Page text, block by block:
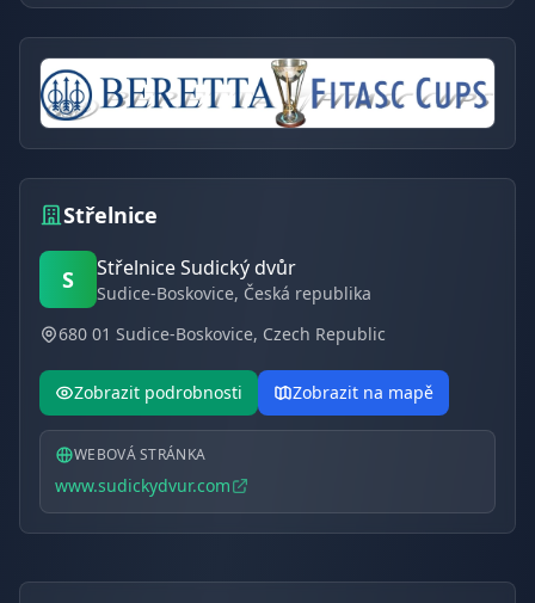
Střelnice
S Střelnice Sudický dvůr
Sudice-Boskovice, Česká republika
680 01 Sudice-Boskovice, Czech Republic
Zobrazit podrobnosti Zobrazit na mapě
WEBOVÁ STRÁNKA
www.sudickydvur.com